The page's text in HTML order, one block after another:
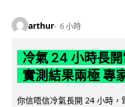
arthur 6 小時
冷氣 24 小時長
實測結果兩極 專
你信唔信冷氣長開 24 小時